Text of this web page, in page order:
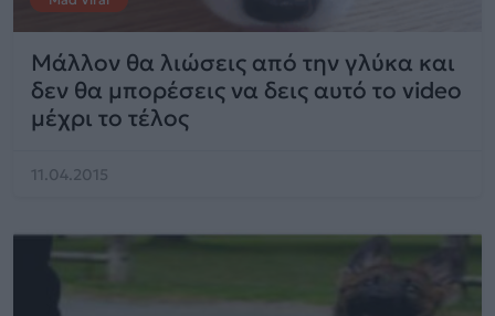
Μάλλον θα λιώσεις από την γλύκα και
δεν θα μπορέσεις να δεις αυτό το video
μέχρι το τέλος
11.04.2015